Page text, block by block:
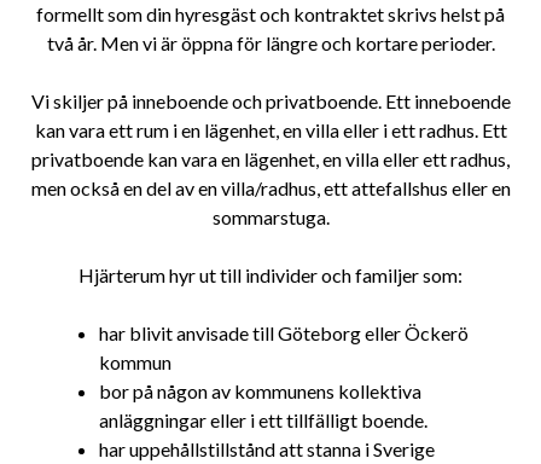
formellt som din hyresgäst och kontraktet skrivs helst på
två år. Men vi är öppna för längre och kortare perioder.
Vi skiljer på inneboende och privatboende. Ett inneboende
kan vara ett rum i en lägenhet, en villa eller i ett radhus. Ett
privatboende kan vara en lägenhet, en villa eller ett radhus,
men också en del av en villa/radhus, ett attefallshus eller en
sommarstuga.
Hjärterum hyr ut till individer och familjer som:
har blivit anvisade till Göteborg eller Öckerö
kommun
bor på någon av kommunens kollektiva
anläggningar eller i ett tillfälligt boende.
har uppehållstillstånd att stanna i Sverige